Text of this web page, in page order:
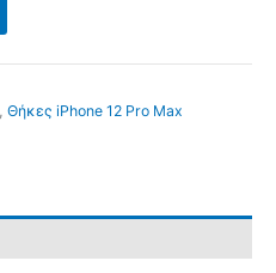
Θήκες iPhone 12 Pro Max